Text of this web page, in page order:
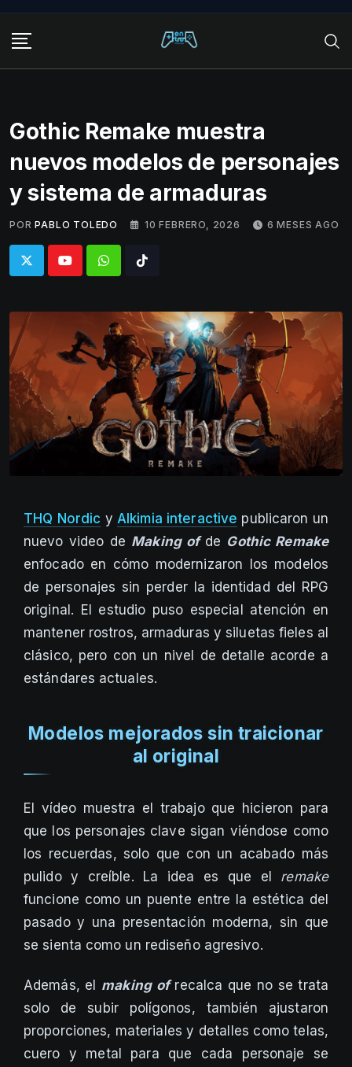
content
Gothic Remake muestra
nuevos modelos de personajes
y sistema de armaduras
POR PABLO TOLEDO 10 FEBRERO, 2026 6 MESES AGO
WhatsappTiktok
THQ Nordic y Alkimia interactive publicaron un
nuevo video de Making of de Gothic Remake
enfocado en cómo modernizaron los modelos
de personajes sin perder la identidad del RPG
original. El estudio puso especial atención en
mantener rostros, armaduras y siluetas fieles al
clásico, pero con un nivel de detalle acorde a
estándares actuales.
Modelos mejorados sin traicionar
al original
El vídeo muestra el trabajo que hicieron para
que los personajes clave sigan viéndose como
los recuerdas, solo que con un acabado más
pulido y creíble. La idea es que el remake
funcione como un puente entre la estética del
pasado y una presentación moderna, sin que
se sienta como un rediseño agresivo.
Además, el making ofrecalca que no se trata
solo de subir polígonos, también ajustaron
proporciones, materiales y detalles como telas,
cuero y metal para que cada personaje se